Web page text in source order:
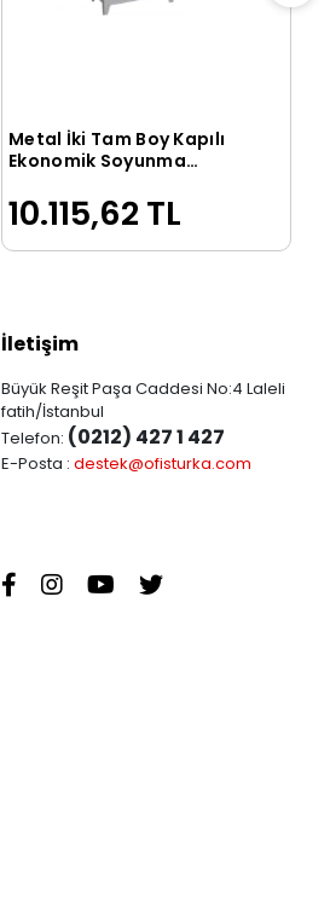
Sepete Ekle
Metal İki Tam Boy Kapılı
Ekonomik Soyunma
10.115,62 TL
İletişim
Büyük Reşit Paşa Caddesi No:4 Laleli
fatih/İstanbul
Telefon: (0212) 427 1 427
E-Posta : destek@ofisturka.com